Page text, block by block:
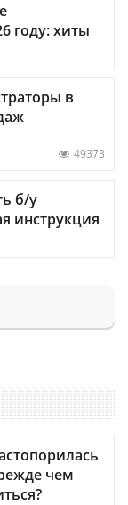
году: хиты
в
49373
б/у
инструкция
чем